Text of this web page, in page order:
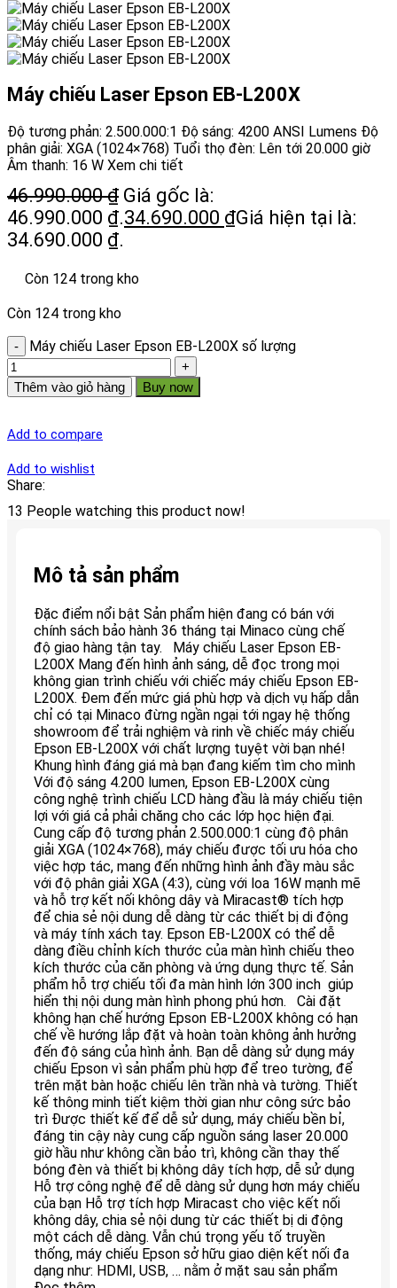
Máy chiếu Laser Epson EB-L200X
Độ tương phản: 2.500.000:1 Độ sáng: 4200 ANSI Lumens Độ
phân giải: XGA (1024×768) Tuổi thọ đèn: Lên tới 20.000 giờ
Âm thanh: 16 W Xem chi tiết
46.990.000₫ Giá gốc là:
46.990.000 ₫.34.690.000 ₫Giá hiện tại là:
34.690.000 ₫.
Còn 124 trong kho
Còn 124 trong kho
Máy chiếu Laser Epson EB-L200X số lượng
Thêm vào giỏ hàng Buy now
Add to compare
Add to wishlist
Share:
13 People watching this product now!
Mô tả sản phẩm
Đặc điểm nổi bật Sản phẩm hiện đang có bán với
chính sách bảo hành 36 tháng tại Minaco cùng chế
độ giao hàng tận tay. Máy chiếu Laser Epson EB-
L200X Mang đến hình ảnh sáng, dễ đọc trong mọi
không gian trình chiếu với chiếc máy chiếu Epson EB-
L200X. Đem đến mức giá phù hợp và dịch vụ hấp dẫn
chỉ có tại Minaco đừng ngần ngại tới ngay hệ thống
showroom để trải nghiệm và rinh về chiếc máy chiếu
Epson EB-L200X với chất lượng tuyệt vời bạn nhé!
Khung hình đáng giá mà bạn đang kiếm tìm cho mình
Với độ sáng 4.200 lumen, Epson EB-L200X cùng
công nghệ trình chiếu LCD hàng đầu là máy chiếu tiện
lợi với giá cả phải chăng cho các lớp học hiện đại.
Cung cấp độ tương phản 2.500.000:1 cùng độ phân
giải XGA (1024×768), máy chiếu được tối ưu hóa cho
việc hợp tác, mang đến những hình ảnh đầy màu sắc
với độ phân giải XGA (4:3), cùng với loa 16W mạnh mẽ
và hỗ trợ kết nối không dây và Miracast® tích hợp
để chia sẻ nội dung dễ dàng từ các thiết bị di động
và máy tính xách tay. Epson EB-L200X có thể dễ
dàng điều chỉnh kích thước của màn hình chiếu theo
kích thước của căn phòng và ứng dụng thực tế. Sản
phẩm hỗ trợ chiếu tối đa màn hình lớn 300 inch giúp
hiển thị nội dung màn hình phong phú hơn. Cài đặt
không hạn chế hướng Epson EB-L200X không có hạn
chế về hướng lắp đặt và hoàn toàn không ảnh hưởng
đến độ sáng của hình ảnh. Bạn dễ dàng sử dụng máy
chiếu Epson vì sản phẩm phù hợp để treo tường, để
trên mặt bàn hoặc chiếu lên trần nhà và tường. Thiết
kế thông minh tiết kiệm thời gian như công sức bảo
trì Được thiết kế để dễ sử dụng, máy chiếu bền bỉ,
đáng tin cậy này cung cấp nguồn sáng laser 20.000
giờ hầu như không cần bảo trì, không cần thay thế
bóng đèn và thiết bị không dây tích hợp, dễ sử dụng
Hỗ trợ công nghệ để dễ dàng sử dụng hơn máy chiếu
của bạn Hỗ trợ tích hợp Miracast cho việc kết nối
không dây, chia sẻ nội dung từ các thiết bị di động
một cách dễ dàng. Vẫn chú trọng yếu tố truyền
thống, máy chiếu Epson sở hữu giao diện kết nối đa
dạng như: HDMI, USB, … nằm ở mặt sau sản phẩm